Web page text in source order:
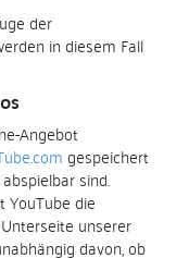
der
in diesem Fall
Angebot
gespeichert
sind.
YouTube die
unserer
davon, ob